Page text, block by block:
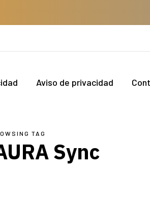
Aviso de privacidad
TAG
Sync